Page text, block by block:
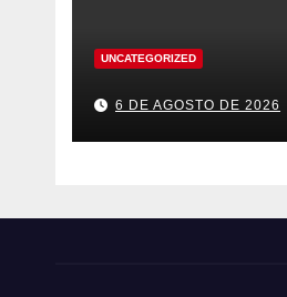
UNCATEGORIZED
6 DE AGOSTO DE 2026